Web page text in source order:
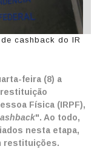
cashback do IR
feira (8) a
Física (IRPF),
". Ao todo,
nesta etapa,
restituições.